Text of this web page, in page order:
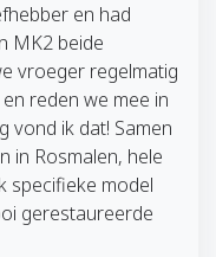
en had
MK2 beide
vroeger regelmatig
reden we mee in
vond ik dat! Samen
in Rosmalen, hele
specifieke model
gerestaureerde